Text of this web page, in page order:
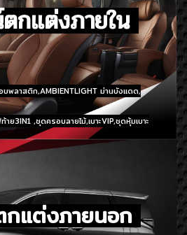
กแต่งภายใน
พลาสติก,AMBIENTLIGHT ม่านบังแดด,
ย3IN1 ,ชุดครอบลายไม้,เบาะVIP,ชุดหุ้มเบาะ
แต่งภายนอก